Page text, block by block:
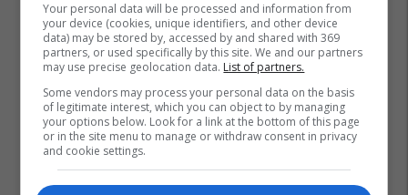
Your personal data will be processed and information from
your device (cookies, unique identifiers, and other device
data) may be stored by, accessed by and shared with 369
partners, or used specifically by this site. We and our partners
may use precise geolocation data. List of partners.
Some vendors may process your personal data on the basis
of legitimate interest, which you can object to by managing
your options below. Look for a link at the bottom of this page
or in the site menu to manage or withdraw consent in privacy
and cookie settings.